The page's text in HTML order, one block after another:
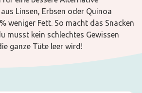
Linsen, Erbsen oder Quinoa
weniger Fett. So macht das Snacken
musst kein schlechtes Gewissen
ganze Tüte leer wird!